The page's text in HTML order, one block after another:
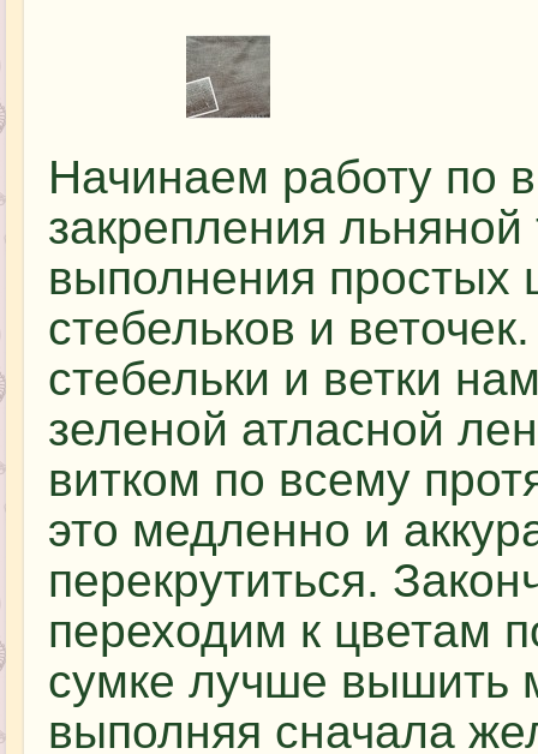
Начинаем работу по
закрепления
выполнения простых
стебельков и
стебельки и ветки
зеленой атласной
витком по всему
это медленно и
перекрутиться.
переходим к цветам
сумке лучше вышить
выполняя сначала